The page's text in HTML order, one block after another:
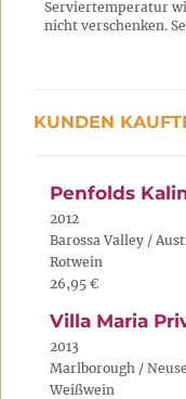
Serviertemperatur
nicht verschenken.
KUNDEN
Penfolds
2012
Barossa Valley /
Rotwein
26,95 €
Villa Maria
2013
Marlborough /
Weißwein